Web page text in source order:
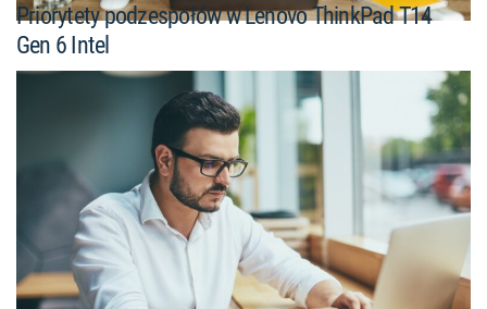
Priorytety podzespołów w Lenovo ThinkPad T14
Gen 6 Intel